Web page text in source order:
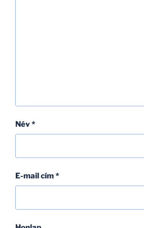
Név*
E-mail cím*